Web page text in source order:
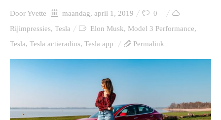
DoorYvette maandag, april 1, 2019
0
Rijimpressies, Tesla Elon Musk, Model 3 Performance,
Tesla, Tesla actieradius, Tesla app Permalink